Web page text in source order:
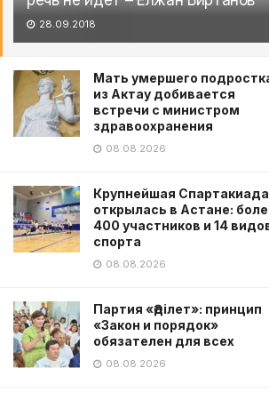
28.09.2018
Мать умершего
из Актау добивается
встречи с министром
здравоохранения
08.08.2026
Крупнейшая Спартакиада
открылась в Астане:
400 участников и 14
спорта
08.08.2026
Партия «Әділет»: принцип
«Закон и порядок»
обязателен для всех
08.08.2026